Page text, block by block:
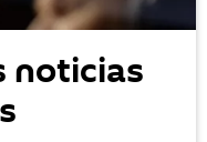
noticias